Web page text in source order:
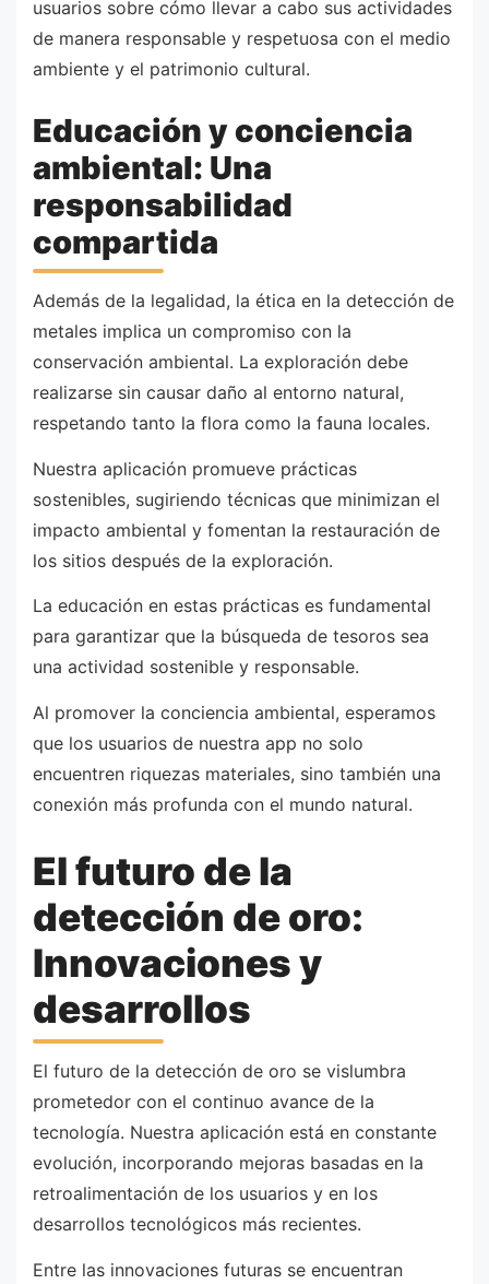
usuarios sobre cómo llevar a cabo sus actividades
de manera responsable y respetuosa con el medio
ambiente y el patrimonio cultural.
Educación y conciencia
ambiental: Una
responsabilidad
compartida
Además de la legalidad, la ética en la detección de
metales implica un compromiso con la
conservación ambiental. La exploración debe
realizarse sin causar daño al entorno natural,
respetando tanto la flora como la fauna locales.
Nuestra aplicación promueve prácticas
sostenibles, sugiriendo técnicas que minimizan el
impacto ambiental y fomentan la restauración de
los sitios después de la exploración.
La educación en estas prácticas es fundamental
para garantizar que la búsqueda de tesoros sea
una actividad sostenible y responsable.
Al promover la conciencia ambiental, esperamos
que los usuarios de nuestra app no solo
encuentren riquezas materiales, sino también una
conexión más profunda con el mundo natural.
El futuro de la
detección de oro:
Innovaciones y
desarrollos
El futuro de la detección de oro se vislumbra
prometedor con el continuo avance de la
tecnología. Nuestra aplicación está en constante
evolución, incorporando mejoras basadas en la
retroalimentación de los usuarios y en los
desarrollos tecnológicos más recientes.
Entre las innovaciones futuras se encuentran